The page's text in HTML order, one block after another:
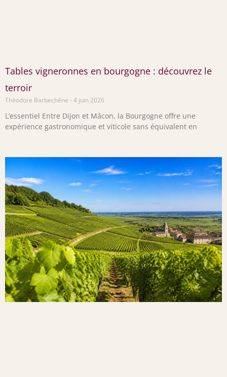
Tables vigneronnes en bourgogne : découvrez le
terroir
Théodore Barbechêne 4 juin 2026
L’essentiel Entre Dijon et Mâcon, la Bourgogne offre une
expérience gastronomique et viticole sans équivalent en